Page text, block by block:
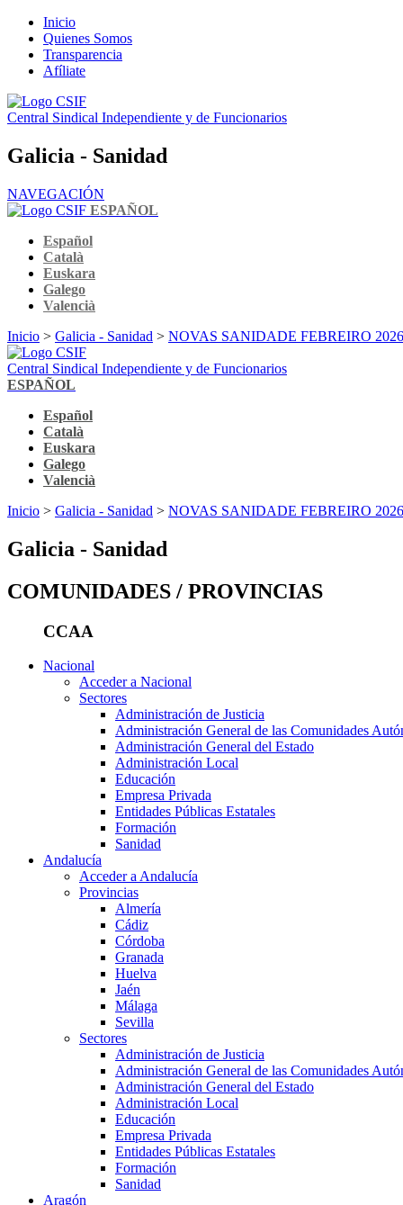
Inicio
Quienes Somos
Transparencia
Afíliate
Central Sindical Independiente y de Funcionarios
Galicia - Sanidad
NAVEGACIÓN
ESPAÑOL
Español
Català
Euskara
Galego
Valencià
Inicio > Galicia - Sanidad > NOVAS SANIDADE FEBREIRO 2026
Central Sindical Independiente y de Funcionarios
ESPAÑOL
Español
Català
Euskara
Galego
Valencià
Inicio > Galicia - Sanidad > NOVAS SANIDADE FEBREIRO 2026
Galicia - Sanidad
COMUNIDADES / PROVINCIAS
CCAA
Nacional
Acceder a Nacional
Sectores
Administración de Justicia
Administración General de las Comunidades
Administración General del Estado
Administración Local
Educación
Empresa Privada
Entidades Públicas Estatales
Formación
Sanidad
Andalucía
Acceder a Andalucía
Provincias
Almería
Cádiz
Córdoba
Granada
Huelva
Jaén
Málaga
Sevilla
Sectores
Administración de Justicia
Administración General de las Comunidades
Administración General del Estado
Administración Local
Educación
Empresa Privada
Entidades Públicas Estatales
Formación
Sanidad
Aragón